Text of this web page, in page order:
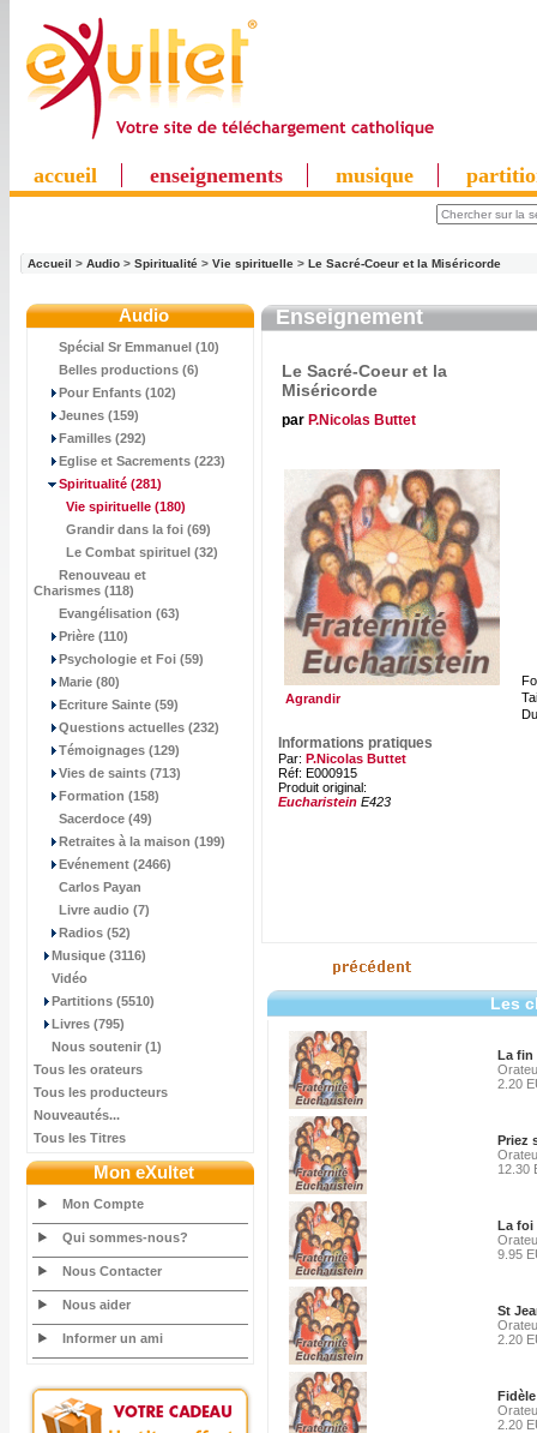
accueil enseignements musique
Accueil > Audio > Spiritualité > Vie spirituelle > Le Sacré-Coeur et la Miséricorde
Audio
Spécial Sr Emmanuel (10)
Belles productions (6)
Pour Enfants (102)
Jeunes (159)
Familles (292)
Eglise et Sacrements (223)
Spiritualité (281)
Vie spirituelle (180)
Grandir dans la foi (69)
Le Combat spirituel (32)
Renouveau et
Charismes (118)
Evangélisation (63)
Prière (110)
Psychologie et Foi (59)
Marie (80)
Ecriture Sainte (59)
Questions actuelles (232)
Témoignages (129)
Vies de saints (713)
Formation (158)
Sacerdoce (49)
Retraites à la maison (199)
Evénement (2466)
Carlos Payan
Livre audio (7)
Radios (52)
Musique (3116)
Vidéo
Partitions (5510)
Livres (795)
Nous soutenir (1)
Tous les orateurs
Tous les producteurs
Nouveautés...
Tous les Titres
Mon eXultet
Mon Compte
Qui sommes-nous?
Nous Contacter
Nous aider
Informer un ami
Enseignement
Le Sacré-Coeur et la
Miséricorde
par P.Nicolas Buttet
Agrandir
Informations pratiques
Par: P.Nicolas Buttet
Réf: E000915
Produit original:
Eucharistein E423
Les
La fin
2.20
Priez
12.30
La foi
9.95
St
2.20
2.20